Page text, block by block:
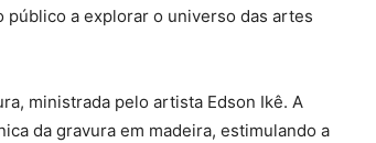
público a explorar o universo das artes
ministrada pelo artista Edson Ikê. A
da gravura em madeira, estimulando a